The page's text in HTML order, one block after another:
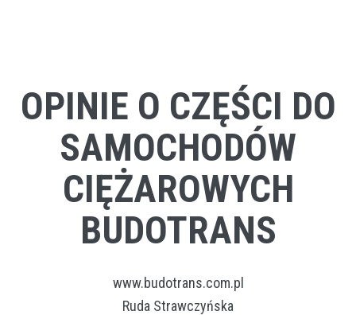
OPINIE O CZĘŚCI DO
SAMOCHODÓW
CIĘŻAROWYCH
BUDOTRANS
www.budotrans.com.pl
Ruda Strawczyńska